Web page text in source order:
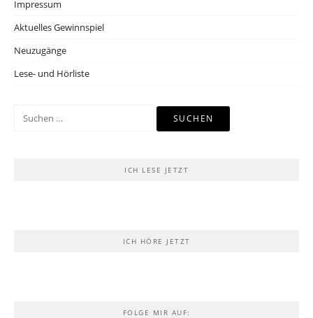
Impressum
Aktuelles Gewinnspiel
Neuzugänge
Lese- und Hörliste
Suchen
ICH LESE JETZT
ICH HÖRE JETZT
FOLGE MIR AUF: